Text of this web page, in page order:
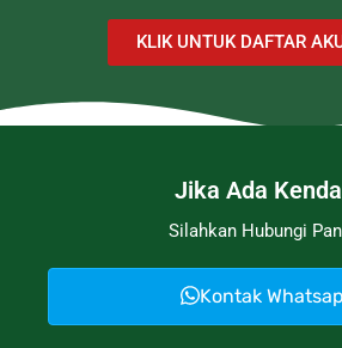
KLIK UNTUK DAFTAR
Jika Ada
Silahkan Hubungi
Kontak